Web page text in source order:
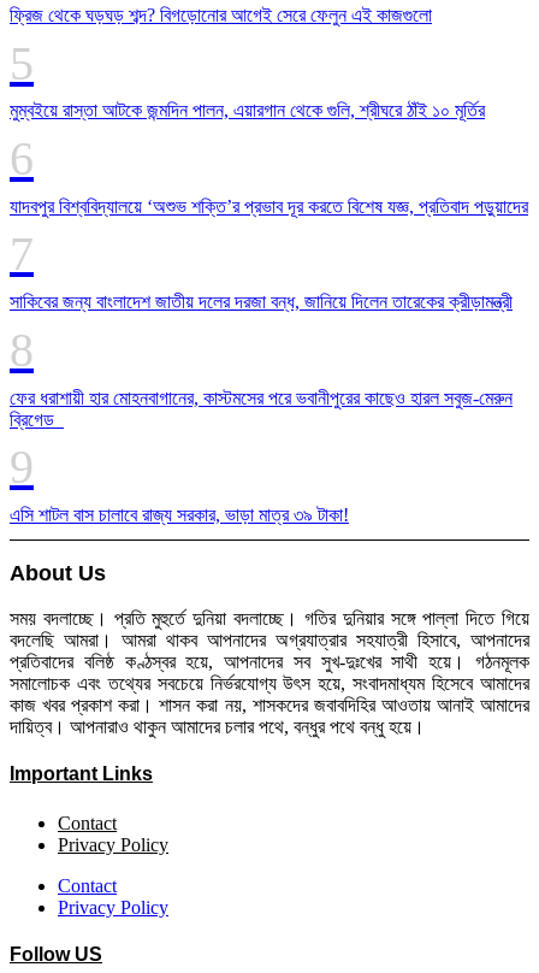
ফ্রিজ থেকে ঘড়ঘড় শব্দ? বিগড়োনোর আগেই সেরে ফেলুন এই কাজগুলো
মুম্বইয়ে রাস্তা আটকে জন্মদিন পালন, এয়ারগান থেকে গুলি, শ্রীঘরে ঠাঁই ১০ মূর্তির
যাদবপুর বিশ্ববিদ্যালয়ে ‘অশুভ শক্তি’র প্রভাব দূর করতে বিশেষ যজ্ঞ, প্রতিবাদ পড়ুয়াদের
সাকিবের জন্য বাংলাদেশ জাতীয় দলের দরজা বন্ধ, জানিয়ে দিলেন তারেকের ক্রীড়ামন্ত্রী
ফের ধরাশায়ী হার মোহনবাগানের, কাস্টমসের পরে ভবানীপুরের কাছেও হারল সবুজ-মেরুন
ব্রিগেড
এসি শাটল বাস চালাবে রাজ্য সরকার, ভাড়া মাত্র ৩৯ টাকা!
About Us
সময় বদলাচ্ছে। প্রতি মুহুর্তে দুনিয়া বদলাচ্ছে। গতির দুনিয়ার সঙ্গে পাল্লা দিতে গিয়ে
বদলেছি আমরা। আমরা থাকব আপনাদের অগ্রযাত্রার সহযাত্রী হিসাবে, আপনাদের
প্রতিবাদের বলিষ্ঠ কণ্ঠস্বর হয়ে, আপনাদের সব সুখ-দুঃখের সাথী হয়ে। গঠনমূলক
সমালোচক এবং তথ্যের সবচেয়ে নির্ভরযোগ্য উ‍ৎস হয়ে, সংবাদমাধ্যম হিসেবে আমাদের
কাজ খবর প্রকাশ করা। শাসন করা নয়, শাসকদের জবাবদিহির আওতায় আনাই আমাদের
দায়িত্ব। আপনারাও থাকুন আমাদের চলার পথে, বন্ধুর পথে বন্ধু হয়ে।
Important Links
Contact
Privacy Policy
Contact
Privacy Policy
Follow US